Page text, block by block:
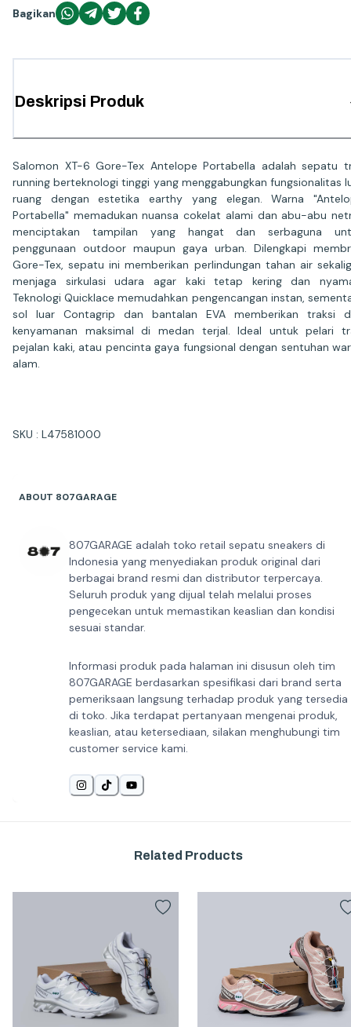
Bagikan
Deskripsi Produk
Salomon XT-6 Gore-Tex Antelope Portabella adalah sepatu
running berteknologi tinggi yang menggabungkan fungsionalitas
ruang dengan estetika earthy yang elegan. Warna
Portabella" memadukan nuansa cokelat alami dan abu-abu
menciptakan tampilan yang hangat dan serbaguna
penggunaan outdoor maupun gaya urban. Dilengkapi
Gore-Tex, sepatu ini memberikan perlindungan tahan air
menjaga sirkulasi udara agar kaki tetap kering dan
Teknologi Quicklace memudahkan pengencangan instan,
sol luar Contagrip dan bantalan EVA memberikan traksi
kenyamanan maksimal di medan terjal. Ideal untuk pelari
pejalan kaki, atau pencinta gaya fungsional dengan sentuhan
alam.
SKU : L47581000
ABOUT 807GARAGE
807GARAGE adalah toko retail sepatu sneakers di
Indonesia yang menyediakan produk original dari
berbagai brand resmi dan distributor terpercaya.
Seluruh produk yang dijual telah melalui proses
pengecekan untuk memastikan keaslian dan kondisi
sesuai standar.
Informasi produk pada halaman ini disusun oleh tim
807GARAGE berdasarkan spesifikasi dari brand serta
pemeriksaan langsung terhadap produk yang tersedia
di toko. Jika terdapat pertanyaan mengenai produk,
keaslian, atau ketersediaan, silakan menghubungi tim
customer service kami.
Related Products